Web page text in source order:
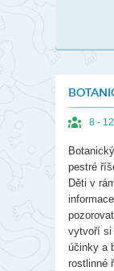
8 -
pestré
Děti v
vytvoří si
účinky a
rostlinné